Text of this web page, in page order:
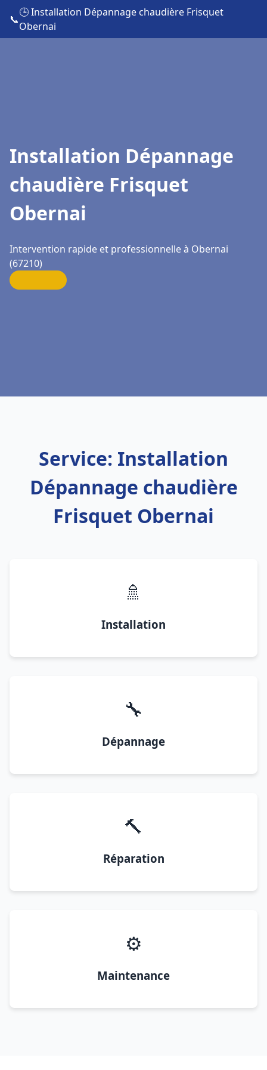
📞
🕒 Installation Dépannage chaudière Frisquet
Obernai
Installation Dépannage
chaudière Frisquet
Obernai
Intervention rapide et professionnelle à Obernai
(67210)
Service: Installation
Dépannage chaudière
Frisquet Obernai
🚿
Installation
🔧
Dépannage
🔨
Réparation
⚙️
Maintenance